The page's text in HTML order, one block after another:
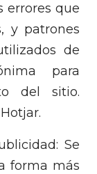
errores que
y patrones
de
para
del sitio.
Se
forma más